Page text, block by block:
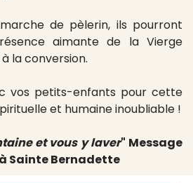
de pèlerin, ils pourront
aimante de la Vierge
la conversion.
vos petits-enfants pour cette
et humaine inoubliable !
et vous y laver" Message
Sainte Bernadette